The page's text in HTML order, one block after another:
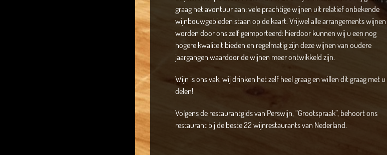
graag het avontuur aan: vele prachtige wijnen uit relatief onbekende
wijnbouwgebieden staan op de kaart. Vrijwel alle arrangements wijnen
worden door ons zelf geïmporteerd: hierdoor kunnen wij u een nog
hogere kwaliteit bieden en regelmatig zijn deze wijnen van oudere
jaargangen waardoor de wijnen meer ontwikkeld zijn.
Wijn is ons vak, wij drinken het zelf heel graag en willen dit graag met u
delen!
Volgens de restaurantgids van Perswijn, “Grootspraak”, behoort ons
restaurant bij de beste 22 wijnrestaurants van Nederland.